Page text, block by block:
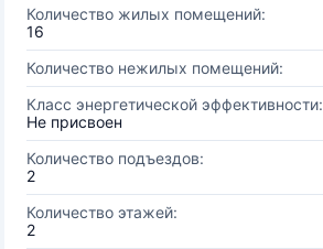
Количество жилых помещений:
16
Количество нежилых помещений:
Класс энергетической эффективности:
Не присвоен
Количество подъездов:
2
Количество этажей:
2